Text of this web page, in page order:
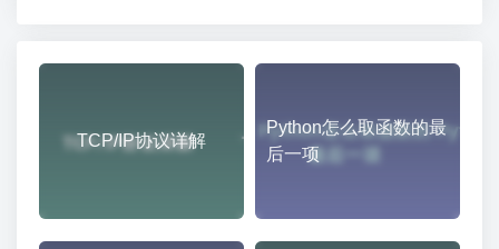
TCP/IP协议详解
Python怎么取函数的最
后一项